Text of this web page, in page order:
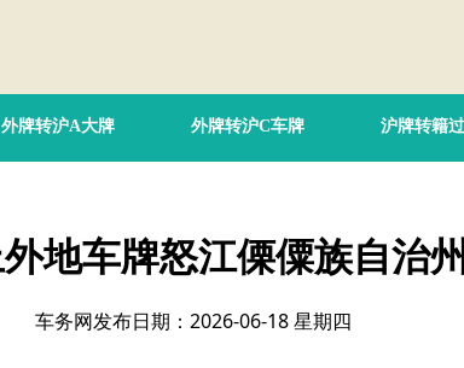
外牌转沪A大牌 外牌转沪C车牌 沪牌转籍
地车牌怒江傈僳族自治
车务网发布日期：2026-06-18 星期四